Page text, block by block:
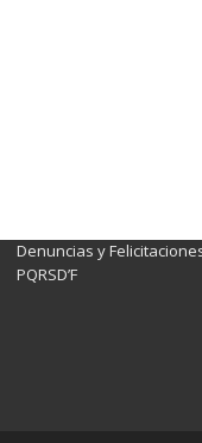
Denuncias y
PQRSD’F